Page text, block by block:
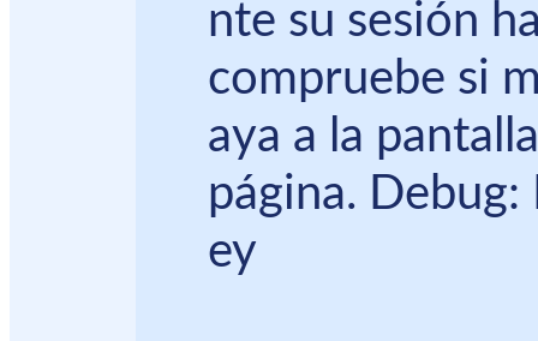
nte su sesión
compruebe si
aya a la
página.
ey